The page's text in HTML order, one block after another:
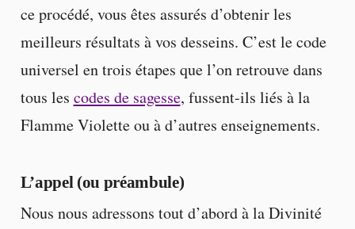
ce procédé, vous êtes assurés d’obtenir les
meilleurs résultats à vos desseins. C’est le code
universel en trois étapes que l’on retrouve dans
tous les codes de sagesse, fussent-ils liés à la
Flamme Violette ou à d’autres enseignements.
L’appel (ou préambule)
Nous nous adressons tout d’abord à la Divinité